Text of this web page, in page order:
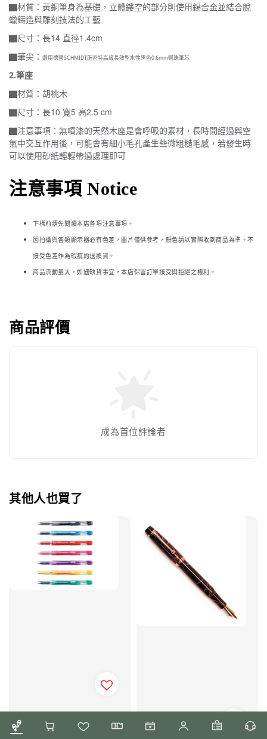
▇材質：黃銅筆身為基礎，立體鏤空的部分則使用錫合金並結合脫
蠟鑄造與雕刻技法的工藝
▇尺寸：長14 直徑1.4cm
▇筆尖： 選用德國SCHMIDT施密特高級長效型水性黑色0.6mm鋼珠筆芯
2.筆座
▇材質：胡桃木
▇尺寸：長10 寬5 高2.5 cm
▇注意事項：無噴漆的天然木座是會呼吸的素材，長時間經過與空
氣中交互作用後，可能會有細小毛孔產生些微粗糙毛感，若發生時
可以使用砂紙輕輕帶過處理即可
注意事項 Notice
下標前請先閱讀本店各項注意事項。
因拍攝與各類顯示器必有色差，圖片僅供參考，顏色請以實際收到商品為準。不
接受色差作為瑕疵的退換貨。
商品流動量大，如遇缺貨事宜，本店保留訂單接受與拒絕之權利。
商品評價
成為首位評論者
其他人也買了
白金 - Preppy 0.3 | 學生
鋼筆